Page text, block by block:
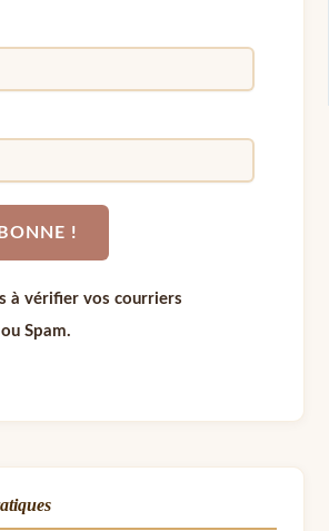
à vérifier vos courriers
Spam.